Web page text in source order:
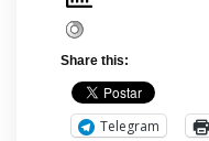
Share this:
Telegram